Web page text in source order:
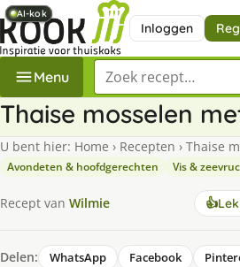
Inloggen
Menu Zoek een recept
Thaise mosselen
U bent hier: Home › Recepten › Thaise
Avondeten & hoofdgerechten Vis &
Recept van Wilmie 👍
Delen: WhatsApp Facebook
AI-kok
AI-kok
AI-kok
AI-kok